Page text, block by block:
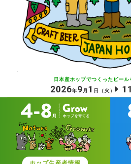
日本産ホップでつくったビール
2026年9月 1 日 （火） 11